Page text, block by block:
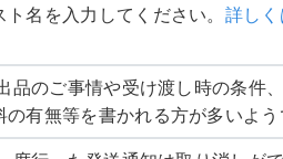
ト名を入力してください。 詳し
品のご事情や受け渡し時の条件
の有無等を書かれる方が多いよう